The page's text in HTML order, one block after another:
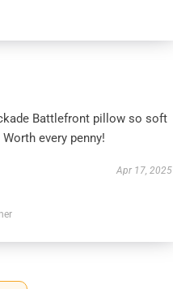
Battlefront pillow so soft
every penny!
Apr 17, 2025